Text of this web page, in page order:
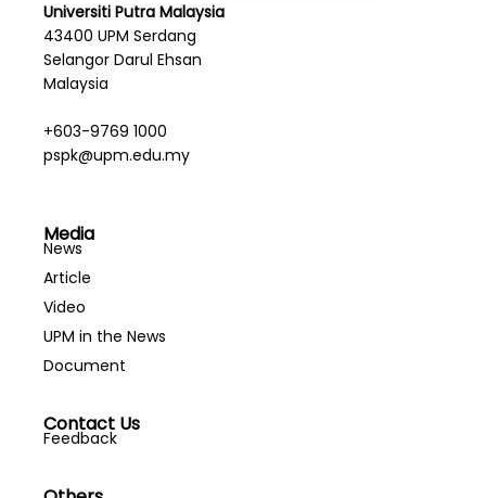
Universiti Putra Malaysia
43400 UPM Serdang
Selangor Darul Ehsan
Malaysia
+603-9769 1000
pspk@upm.edu.my
Media
News
Article
Video
UPM in the News
Document
Contact Us
Feedback